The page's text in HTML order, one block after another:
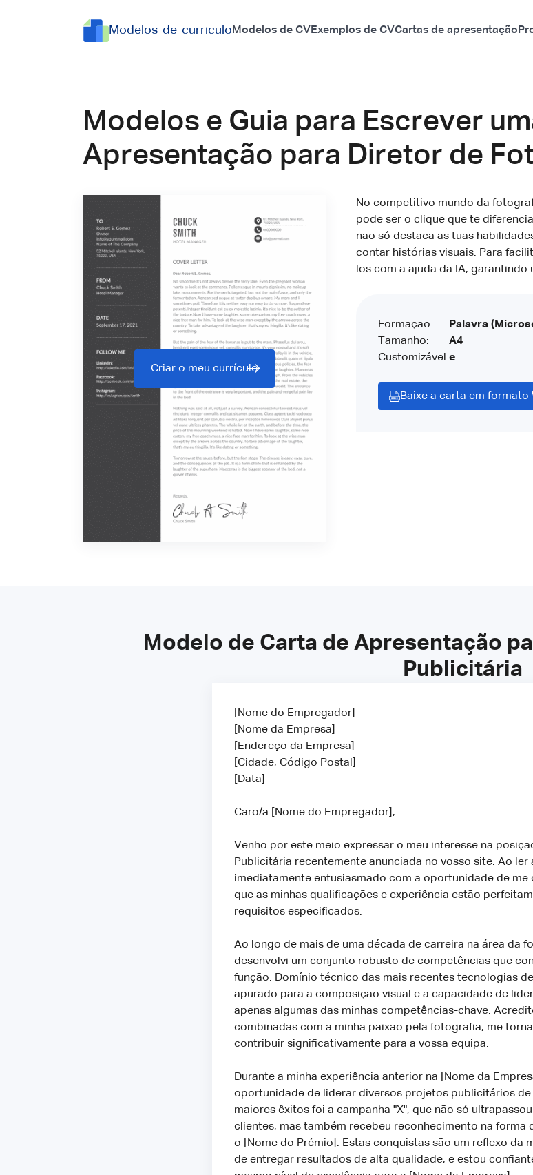
Modelos-de-curriculo Modelos de CVExemplos de CVCartas de apresentação
Modelos e Guia para Escrever
Apresentação para Diretor de
Criar o meu currículo
No competitivo mundo da
pode ser o clique que te
não só destaca as tuas
contar histórias visuais. Para
los com a ajuda da IA,
Formação:
Tamanho:
Customizável:
Palavra
A4
e
Baixe a carta em formato
Modelo de Carta de Apresentação
Publicitária
[Nome do Empregador]
[Nome da Empresa]
[Endereço da Empresa]
[Cidade, Código Postal]
[Data]
Caro/a [Nome do Empregador],
Venho por este meio expressar o meu interesse na
Publicitária recentemente anunciada no vosso site. Ao ler
imediatamente entusiasmado com a oportunidade de me
que as minhas qualificações e experiência estão
requisitos especificados.
Ao longo de mais de uma década de carreira na área da
desenvolvi um conjunto robusto de competências que
função. Domínio técnico das mais recentes tecnologias
apurado para a composição visual e a capacidade de
apenas algumas das minhas competências-chave.
combinadas com a minha paixão pela fotografia, me
contribuir significativamente para a vossa equipa.
Durante a minha experiência anterior na [Nome da
oportunidade de liderar diversos projetos publicitários de
maiores êxitos foi a campanha "X", que não só
clientes, mas também recebeu reconhecimento na forma
o [Nome do Prémio]. Estas conquistas são um reflexo da
de entregar resultados de alta qualidade, e estou